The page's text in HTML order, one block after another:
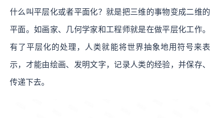
什么叫平层化或者平面化？就是把三维的事物变成二维的
平面。如画家、几何学家和工程师就是在做平层化工作。
有了平层化的处理，人类就能将世界抽象地用符号来表
示，才能由绘画、发明文字，记录人类的经验，并保存、
传递下去。